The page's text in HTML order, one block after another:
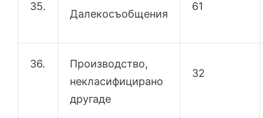
35.
Далекосъобщения
61
36.
Производство,
некласифицирано
другаде
32